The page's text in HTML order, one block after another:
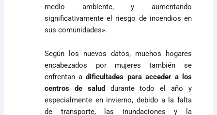
medio ambiente, y aumentando
significativamente el riesgo de incendios en
sus comunidades».
Según los nuevos datos, muchos hogares
encabezados por mujeres también se
enfrentan a dificultades para acceder a los
centros de salud
durante todo el año y
especialmente en invierno, debido a la falta
de transporte, las inundaciones y la